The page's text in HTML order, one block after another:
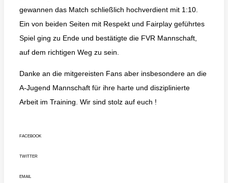
gewannen das Match schließlich hochverdient mit 1:10.
Ein von beiden Seiten mit Respekt und Fairplay geführtes
Spiel ging zu Ende und bestätigte die FVR Mannschaft,
auf dem richtigen Weg zu sein.
Danke an die mitgereisten Fans aber insbesondere an die
A-Jugend Mannschaft für ihre harte und disziplinierte
Arbeit im Training. Wir sind stolz auf euch !
FACEBOOK
TWITTER
EMAIL